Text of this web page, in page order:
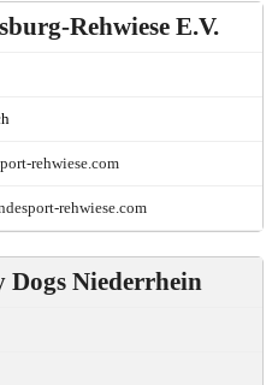
Rehwiese E.V.
rehwiese.com
rehwiese.com
Dogs Niederrhein